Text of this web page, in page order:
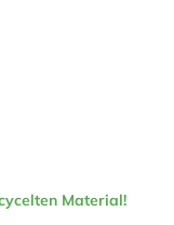
Material!